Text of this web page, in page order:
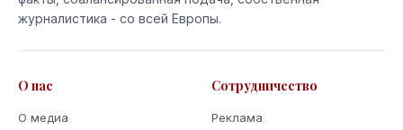
журналистика - со всей Европы.
О нас
О медиа
Сотрудничество
Реклама